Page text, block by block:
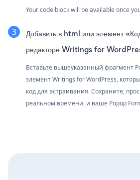
Your code block will be available once
Добавить в html или элемент
редакторе Writings for
Вставьте вышеуказанный фрагмент
элемент Writings for WordPress,
код для встраивания. Сохраните,
реальном времени, и ваше Popup